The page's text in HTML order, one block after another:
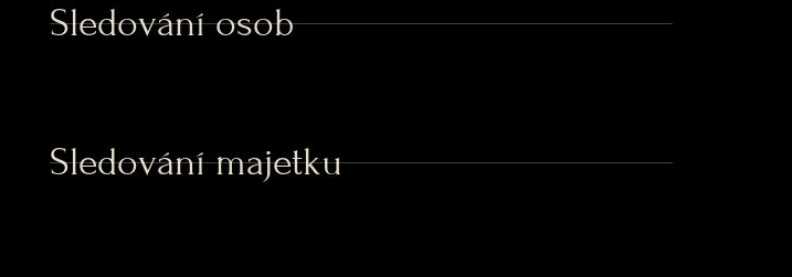
Sledování osob
Sledování majetku